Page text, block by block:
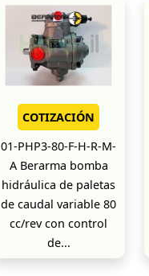
COTIZACIÓN
01-PHP3-80-F-H-R-M-
A Berarma bomba
hidráulica de paletas
de caudal variable 80
cc/rev con control
de...